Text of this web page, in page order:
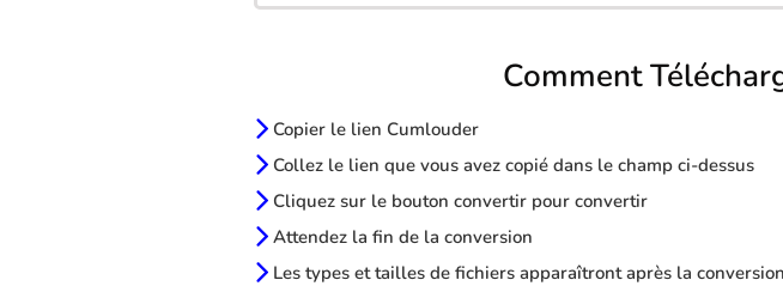
Comment
Copier le lien Cumlouder
Collez le lien que vous avez copié dans le champ ci-dessus
Cliquez sur le bouton convertir pour convertir
Attendez la fin de la conversion
Les types et tailles de fichiers apparaîtront après la conversion